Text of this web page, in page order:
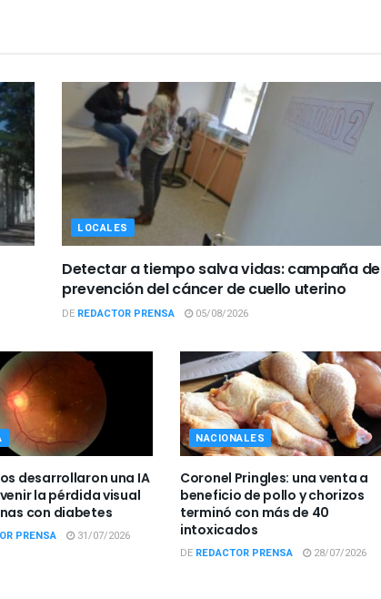
LOCALES
Detectar a tiempo salva vidas: campaña de
prevención del cáncer de cuello uterino
DE REDACTOR PRENSA 05/08/2026
desarrollaron una IA
la pérdida visual
con diabetes
PRENSA 31/07/2026
NACIONALES
Coronel Pringles: una venta a
beneficio de pollo y chorizos
terminó con más de 40
intoxicados
DE REDACTOR PRENSA 28/07/2026